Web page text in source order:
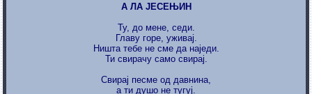
А ЛА ЈЕСЕЊИН
Ту, до мене, седи.
Главу горе, уживај.
Ништа тебе не сме да наједи.
Ти свирачу само свирај.
Свирај песме од давнина,
а ти душо не тугуј.